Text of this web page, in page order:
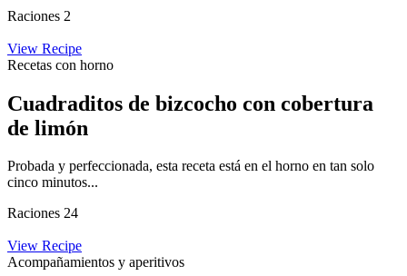
Raciones 2
View Recipe
Recetas con horno
Cuadraditos de bizcocho con cobertura
de limón
Probada y perfeccionada, esta receta está en el horno en tan solo
cinco minutos...
Raciones 24
View Recipe
Acompañamientos y aperitivos